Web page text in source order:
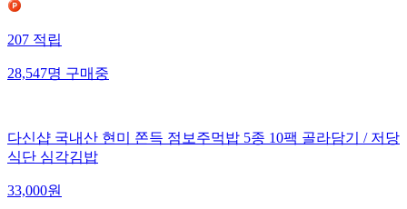
207적립
28,547명구매중
다신샵 국내산 현미 쫀득 점보주먹밥 5종 10팩 골라담기 / 저당
식단 심각김밥
33,000원